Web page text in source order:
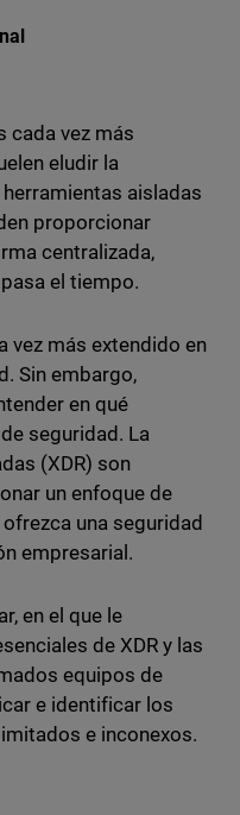
Reddit
cada vez más
eludir la
aisladas
proporcionar
centralizada,
el tiempo.
vez más extendido en
Sin embargo,
en qué
seguridad. La
(XDR) son
un enfoque de
una seguridad
empresarial.
en el que le
de XDR y las
equipos de
e identificar los
e inconexos.